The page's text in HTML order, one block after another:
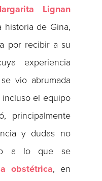
Lignan
historia de Gina,
por recibir a su
experiencia
vio abrumada
incluso el equipo
principalmente
y dudas no
a lo que se
obstétrica, en